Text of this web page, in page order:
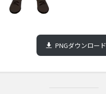
PNGダウンロード